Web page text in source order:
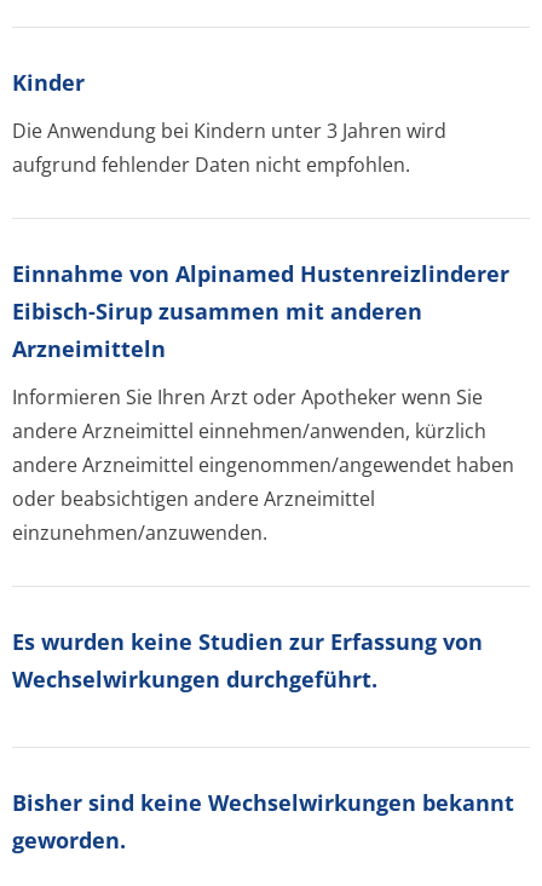
Kinder
Die Anwendung bei Kindern unter 3 Jahren wird
aufgrund fehlender Daten nicht empfohlen.
Einnahme von Alpinamed Hustenreizlinderer
Eibisch-Sirup zusammen mit anderen
Arzneimitteln
Informieren Sie Ihren Arzt oder Apotheker wenn Sie
andere Arzneimittel einnehmen/anwenden, kürzlich
andere Arzneimittel eingenommen/an­gewendet haben
oder beabsichtigen andere Arzneimittel
einzunehmen/an­zuwenden.
Es wurden keine Studien zur Erfassung von
Wechselwirkungen durchgeführt.
Bisher sind keine Wechselwirkungen bekannt
geworden.